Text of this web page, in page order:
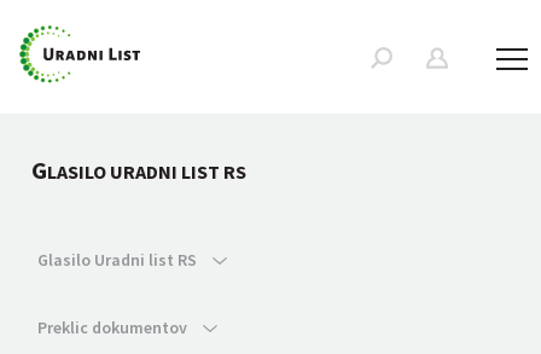
GLASILO URADNI LIST RS
Glasilo Uradni list RS
Preklic dokumentov